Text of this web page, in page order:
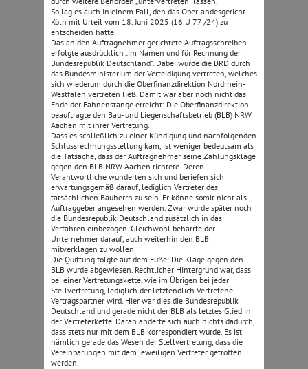
So lag es auch in einem Fall, den das Oberlandesgericht
Köln mit Urteil vom 18. Juni 2025 (16 U 77 /24) zu
entscheiden hatte.
Das an den Auftragnehmer gerichtete Auftragsschreiben
erfolgte ausdrücklich „im Namen und für Rechnung der
Bundesrepublik Deutschland“. Dabei wurde die BRD durch
das Bundesministerium der Verteidigung vertreten, welches
sich wiederum durch die Oberfinanzdirektion Nordrhein-
Westfalen vertreten ließ. Damit war aber noch nicht das
Ende der Fahnenstange erreicht: Die Oberfinanzdirektion
beauftragte den Bau- und Liegenschaftsbetrieb (BLB) NRW
Aachen mit ihrer Vertretung.
Dass es schließlich zu einer Kündigung und nachfolgenden
Schlussrechnungsstellung kam, ist weniger bedeutsam als
die Tatsache, dass der Auftragnehmer seine Zahlungsklage
gegen den BLB NRW Aachen richtete. Deren
Verantwortliche wunderten sich und beriefen sich
erwartungsgemäß darauf, lediglich Vertreter des
tatsächlichen Bauherrn zu sein. Er könne somit nicht als
Auftraggeber angesehen werden. Zwar wurde später noch
die Bundesrepublik Deutschland zusätzlich in das
Verfahren einbezogen. Gleichwohl beharrte der
Unternehmer darauf, auch weiterhin den BLB
mitverklagen zu wollen.
Die Quittung folgte auf dem Fuße: Die Klage gegen den
BLB wurde abgewiesen. Rechtlicher Hintergrund war, dass
bei einer Vertretungskette, wie im Übrigen bei jeder
Stellvertretung, lediglich der letztendlich Vertretene
Vertragspartner wird. Hier war dies die Bundesrepublik
Deutschland und gerade nicht der BLB als letztes Glied in
der Vertreterkette. Daran änderte sich auch nichts dadurch,
dass stets nur mit dem BLB korrespondiert wurde. Es ist
nämlich gerade das Wesen der Stellvertretung, dass die
Vereinbarungen mit dem jeweiligen Vertreter getroffen
werden.